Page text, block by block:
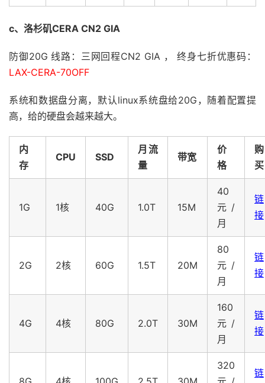
c、洛杉矶CERA CN2 GIA
防御20G 线路：三网回程CN2 GIA ， 终身七折优惠码：
LAX-CERA-70OFF
系统和数据盘分离，默认linux系统盘给20G，随着配置提
高，给的硬盘会越来越大。
内
存
CPU SSD
月流
量
带宽
价
格
购
买
1G 1核 40G 1.0T 15M
40
元/
月
链
接
2G 2核 60G 1.5T 20M
80
元/
月
链
接
4G 4核 80G 2.0T 30M
160
元/
月
链
接
320
链